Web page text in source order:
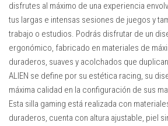
disfrutes al máximo de una experiencia
tus largas e intensas sesiones de juegos y
trabajo o estudios. Podrás disfrutar de un
ergonómico, fabricado en materiales de
duraderos, suaves y acolchados que
ALIEN se define por su estética racing, su
máxima calidad en la configuración de sus
Esta silla gaming está realizada con
duraderos, cuenta con altura ajustable, piel